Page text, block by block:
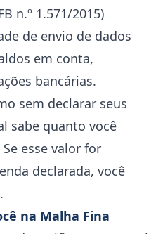
n.º 1.571/2015)
de envio de dados
em conta,
bancárias.
sem declarar seus
sabe quanto você
esse valor for
declarada, você
na Malha Fina